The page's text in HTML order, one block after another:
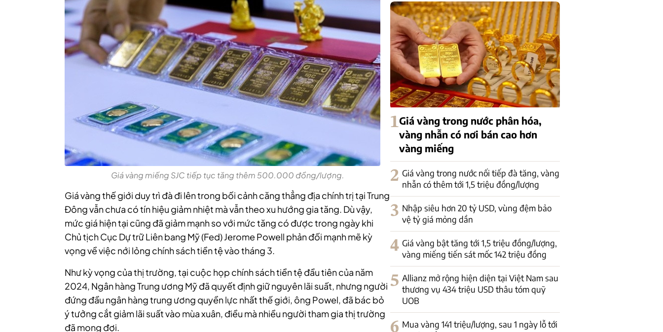
Giá vàng miếng SJC tiếp tục tăng thêm 500.000 đồng/lượng.
Giá vàng thế giới duy trì đà đi lên trong bối cảnh căng thẳng địa chính trị tại Trung
Đông vẫn chưa có tín hiệu giảm nhiệt mà vẫn theo xu hướng gia tăng. Dù vậy,
mức giá hiện tại cũng đã giảm mạnh so với mức tăng có được trong ngày khi
Chủ tịch Cục Dự trữ Liên bang Mỹ (Fed) Jerome Powell phản đối mạnh mẽ kỳ
vọng về việc nới lỏng chính sách tiền tệ vào tháng 3.
Như kỳ vọng của thị trường, tại cuộc họp chính sách tiền tệ đầu tiên của năm
2024, Ngân hàng Trung ương Mỹ đã quyết định giữ nguyên lãi suất, nhưng người
đứng đầu ngân hàng trung ương quyền lực nhất thế giới, ông Powel, đã bác bỏ
ý tưởng cắt giảm lãi suất vào mùa xuân, điều mà nhiều người tham gia thị trường
đã mong đợi.
1Giá vàng trong nước phân hóa,
vàng nhẫn có nơi bán cao hơn
vàng miếng
2 Giá vàng trong nước nối tiếp đà tăng, vàng
nhẫn có thêm tới 1,5 triệu đồng/lượng
3 Nhập siêu hơn 20 tỷ USD, vùng đệm bảo
vệ tỷ giá mỏng dần
4 Giá vàng bật tăng tới 1,5 triệu đồng/lượng,
vàng miếng tiến sát mốc 142 triệu đồng
5 Allianz mở rộng hiện diện tại Việt Nam sau
thương vụ 434 triệu USD thâu tóm quỹ
UOB
6 Mua vàng 141 triệu/lượng, sau 1 ngày lỗ tới